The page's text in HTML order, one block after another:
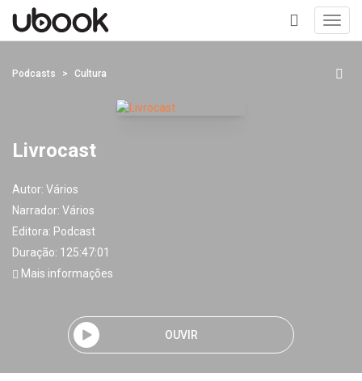
+
Podcasts Cultura
Livrocast
Autor: Vários
Narrador: Vários
Editora: Podcast
Duração: 125:47:01
Mais informações
OUVIR